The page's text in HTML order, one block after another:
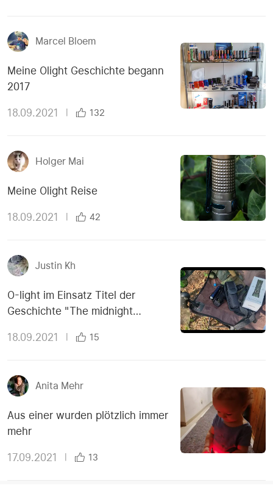
Marcel Bloem
Meine Olight Geschichte begann
2017
18.09.2021 132
Holger Mai
Meine Olight Reise
18.09.2021 42
Justin Kh
O-light im Einsatz Titel der
Geschichte "The midnight
18.09.2021 15
Anita Mehr
Aus einer wurden plötzlich immer
mehr
17.09.2021 13